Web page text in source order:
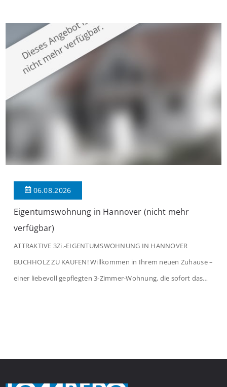
großzügige Räume und eine hochwertige Ausstattung, die
modernen Wohnkomfort mit einem stilvollen Ambiente
verbindet. Der […]
06.08.2026
Eigentumswohnung in Hannover (nicht mehr
verfügbar)
ATTRAKTIVE 3Zi.-EIGENTUMSWOHNUNG IN HANNOVER
BUCHHOLZ ZU KAUFEN! Willkommen in Ihrem neuen Zuhause –
einer liebevoll gepflegten 3-Zimmer-Wohnung, die sofort das